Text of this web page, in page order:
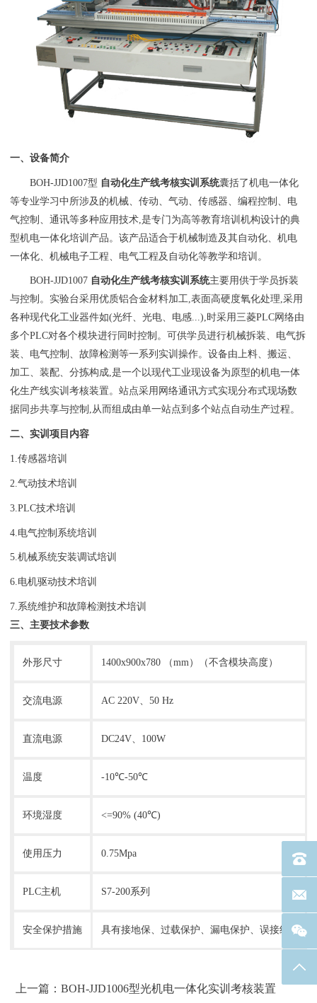
一、设备简介
BOH-JJD1007型 自动化生产线考核实训系统囊括了机电一体化
等专业学习中所涉及的机械、传动、气动、传感器、编程控制、电
气控制、通讯等多种应用技术,是专门为高等教育培训机构设计的典
型机电一体化培训产品。该产品适合于机械制造及其自动化、机电
一体化、机械电子工程、电气工程及自动化等教学和培训。
BOH-JJD1007 自动化生产线考核实训系统主要用供于学员拆装
与控制。实验台采用优质铝合金材料加工,表面高硬度氧化处理,采用
各种现代化工业器件如(光纤、光电、电感...),时采用三菱PLC网络由
多个PLC对各个模块进行同时控制。可供学员进行机械拆装、电气拆
装、电气控制、故障检测等一系列实训操作。设备由上料、搬运、
加工、装配、分拣构成,是一个以现代工业现设备为原型的机电一体
化生产线实训考核装置。站点采用网络通讯方式实现分布式现场数
据同步共享与控制,从而组成由单一站点到多个站点自动生产过程。
二、实训项目内容
1.传感器培训
2.气动技术培训
3.PLC技术培训
4.电气控制系统培训
5.机械系统安装调试培训
6.电机驱动技术培训
7.系统维护和故障检测技术培训
三、主要技术参数
外形尺寸 1400x900x780 （mm）（不含模块高度）
交流电源 AC 220V、50 Hz
直流电源 DC24V、100W
温度 -10℃-50℃
环境湿度 <=90% (40℃)
使用压力 0.75Mpa
PLC主机 S7-200系列
安全保护措施 具有接地保、过载保护、漏电保护、误接线保
上一篇：BOH-JJD1006型光机电一体化实训考核装置
电话
联系
返回